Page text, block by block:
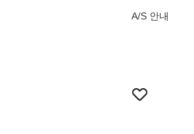
A/S 안내